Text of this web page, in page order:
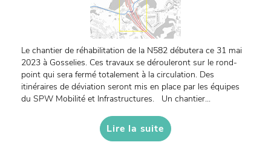
Le chantier de réhabilitation de la N582 débutera ce 31 mai
2023 à Gosselies. Ces travaux se dérouleront sur le rond-
point qui sera fermé totalement à la circulation. Des
itinéraires de déviation seront mis en place par les équipes
du SPW Mobilité et Infrastructures. Un chantier...
Lire la suite